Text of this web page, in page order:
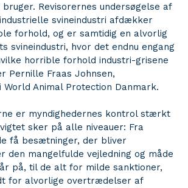
Revisorernes undersøgelse af
svineindustri afdækker
forhold, og er samtidig en alvorlig
svineindustri, hvor det endnu engang
horrible forhold industri-grisene
Pernille Fraas Johnsen,
World Animal Protection Danmark.
er myndighedernes kontrol stærkt
sker på alle niveauer: Fra
få besætninger, der bliver
den mangelfulde vejledning og måde
på, til de alt for milde sanktioner,
for alvorlige overtrædelser af